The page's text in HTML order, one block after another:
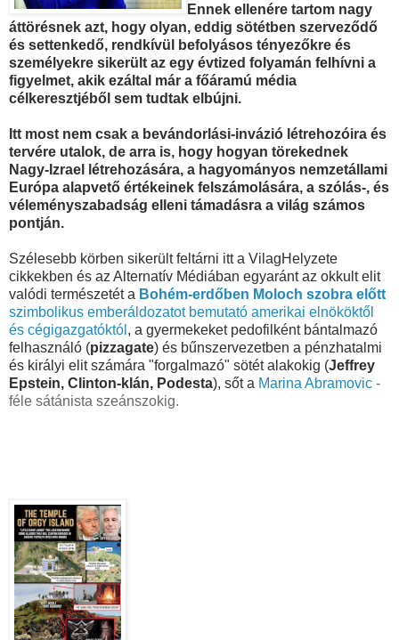
Ennek ellenére tartom nagy
áttörésnek azt, hogy olyan, eddig sötétben szerveződő
és settenkedő, rendkívül befolyásos tényezőkre és
személyekre sikerült az egy évtized folyamán felhívni a
figyelmet, akik ezáltal már a főáramú média
célkeresztjéből sem tudtak elbújni.
Itt most nem csak a bevándorlási-invázió létrehozóira és
tervére utalok, de arra is, hogy hogyan törekednek
Nagy-Izrael létrehozására, a hagyományos nemzetállami
Európa alapvető értékeinek felszámolására, a szólás-, és
véleményszabadság elleni támadásra a világ számos
pontján.
Szélesebb körben sikerült feltárni itt a VilagHelyzete
cikkekben és az Alternatív Médiában egyaránt az okkult elit
valódi természetét a Bohém-erdőben Moloch szobra előtt
szimbolikus emberáldozatot bemutató amerikai elnököktől
és cégigazgatóktól , a gyermekeket pedofilként bántalmazó
felhasználó (pizzagate) és bűnszervezetben a pénzhatalmi
és királyi elit számára "forgalmazó" sötét alakokig (Jeffrey
Epstein, Clinton-klán, Podesta), sőt a Marina Abramovic -
féle sátánista szeánszokig.